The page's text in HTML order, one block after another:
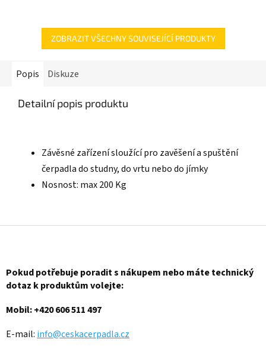
ZOBRAZIT VŠECHNY SOUVISEJÍCÍ PRODUKTY
Popis Diskuze
Detailní popis produktu
Závěsné zařízení sloužící pro zavěšení a spuštění
čerpadla do studny, do vrtu nebo do jímky
Nosnost: max 200 Kg
Pokud potřebuje poradit s nákupem nebo máte technický
dotaz k produktům volejte:
Mobil: +420 606 511 497
E-mail: info@ceskacerpadla.cz